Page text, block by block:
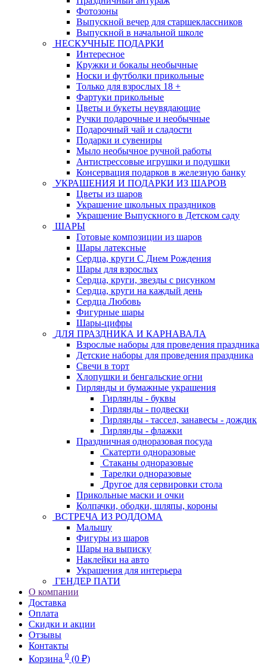
Фотозоны
Выпускной вечер для старшеклассников
Выпускной в начальной школе
НЕСКУЧНЫЕ ПОДАРКИ
Интересное
Кружки и бокалы необычные
Носки и футболки прикольные
Только для взрослых 18 +
Фартуки прикольные
Цветы и букеты неувядающие
Ручки подарочные и необычные
Подарочный чай и сладости
Подарки и сувениры
Мыло необычное ручной работы
Антистрессовые игрушки и подушки
Консервация подарков в железную банку
УКРАШЕНИЯ И ПОДАРКИ ИЗ ШАРОВ
Цветы из шаров
Украшение школьных праздников
Украшение Выпускного в Детском саду
ШАРЫ
Готовые композиции из шаров
Шары латексные
Сердца, круги С Днем Рождения
Шары для взрослых
Сердца, круги, звезды с рисунком
Сердца, круги на каждый день
Сердца Любовь
Фигурные шары
Шары-цифры
ДЛЯ ПРАЗДНИКА И КАРНАВАЛА
Взрослые наборы для проведения праздника
Детские наборы для проведения праздника
Свечи в торт
Хлопушки и бенгальские огни
Гирлянды и бумажные украшения
Гирлянды - буквы
Гирлянды - подвески
Гирлянды - тассел, занавесы - дождик
Гирлянды - флажки
Праздничная одноразовая посуда
Скатерти одноразовые
Стаканы одноразовые
Тарелки одноразовые
Другое для сервировки стола
Прикольные маски и очки
Колпачки, ободки, шляпы, короны
ВСТРЕЧА ИЗ РОДДОМА
Малышу
Фигуры из шаров
Шары на выписку
Наклейки на авто
Украшения для интерьера
ГЕНДЕР ПАТИ
О компании
Доставка
Оплата
Скидки и акции
Отзывы
Контакты
Корзина 0 (0 ₽)